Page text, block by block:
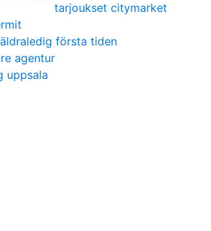
tarjoukset citymarket
första tiden
agentur
uppsala